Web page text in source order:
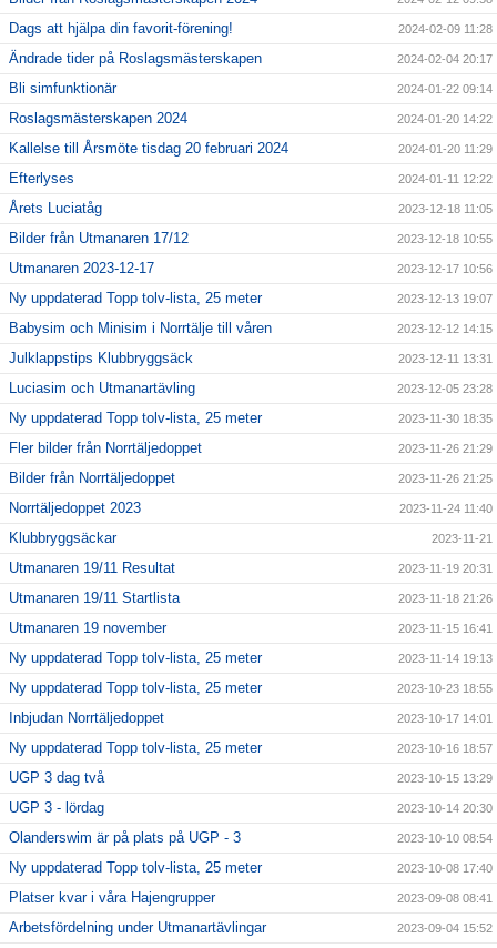
Dags att hjälpa din favorit-förening! 2024-02-09 11:28
Ändrade tider på Roslagsmästerskapen 2024-02-04 20:17
Bli simfunktionär 2024-01-22 09:14
Roslagsmästerskapen 2024 2024-01-20 14:22
Kallelse till Årsmöte tisdag 20 februari 2024 2024-01-20 11:29
Efterlyses 2024-01-11 12:22
Årets Luciatåg 2023-12-18 11:05
Bilder från Utmanaren 17/12 2023-12-18 10:55
Utmanaren 2023-12-17 2023-12-17 10:56
Ny uppdaterad Topp tolv-lista, 25 meter 2023-12-13 19:07
Babysim och Minisim i Norrtälje till våren 2023-12-12 14:15
Julklappstips Klubbryggsäck 2023-12-11 13:31
Luciasim och Utmanartävling 2023-12-05 23:28
Ny uppdaterad Topp tolv-lista, 25 meter 2023-11-30 18:35
Fler bilder från Norrtäljedoppet 2023-11-26 21:29
Bilder från Norrtäljedoppet 2023-11-26 21:25
Norrtäljedoppet 2023 2023-11-24 11:40
Klubbryggsäckar 2023-11-21
Utmanaren 19/11 Resultat 2023-11-19 20:31
Utmanaren 19/11 Startlista 2023-11-18 21:26
Utmanaren 19 november 2023-11-15 16:41
Ny uppdaterad Topp tolv-lista, 25 meter 2023-11-14 19:13
Ny uppdaterad Topp tolv-lista, 25 meter 2023-10-23 18:55
Inbjudan Norrtäljedoppet 2023-10-17 14:01
Ny uppdaterad Topp tolv-lista, 25 meter 2023-10-16 18:57
UGP 3 dag två 2023-10-15 13:29
UGP 3 - lördag 2023-10-14 20:30
Olanderswim är på plats på UGP - 3 2023-10-10 08:54
Ny uppdaterad Topp tolv-lista, 25 meter 2023-10-08 17:40
Platser kvar i våra Hajengrupper 2023-09-08 08:41
Arbetsfördelning under Utmanartävlingar 2023-09-04 15:52